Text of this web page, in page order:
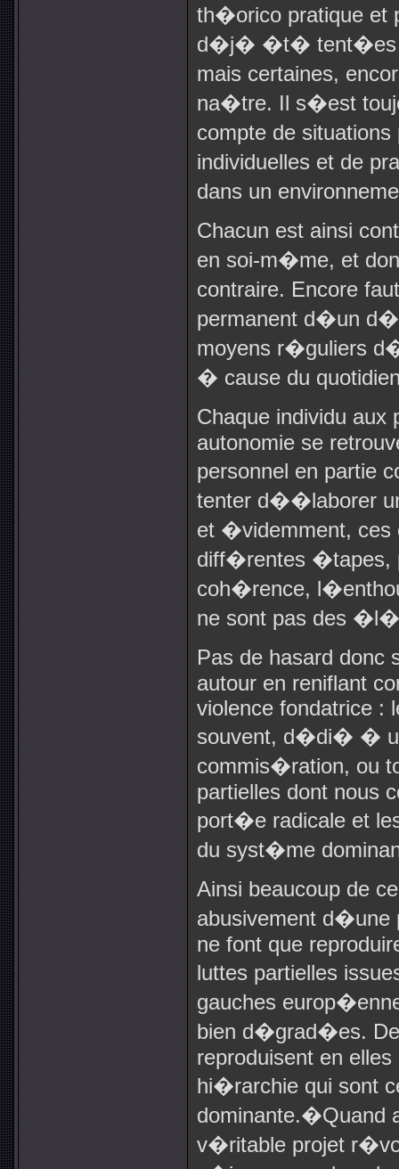
th�orico pratique et
d�j� �t� tent�es
mais certaines,
na�tre. Il s�est
compte de
individuelles et de
dans un
Chacun est ainsi
en soi-m�me, et
contraire. Encore
permanent d�un
moyens r�guliers
� cause du
Chaque individu
autonomie se
personnel en partie
tenter d��laborer
et �videmment, ces
diff�rentes �tapes,
coh�rence,
ne sont pas des
Pas de hasard donc
autour en reniflant
violence fondatrice :
souvent, d�di� �
commis�ration, ou
partielles dont nous
port�e radicale et
du syst�me
Ainsi beaucoup de
abusivement
ne font que
luttes partielles
gauches
bien d�grad�es.
reproduisent en
hi�rarchie qui sont
dominante.�Quand
v�ritable projet